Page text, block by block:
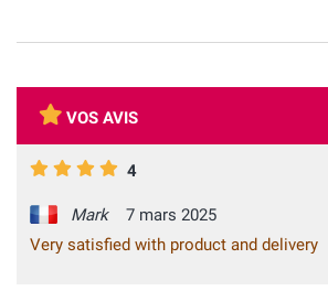
VOS AVIS
4
Mark
7 mars 2025
Very satisfied with product and delivery